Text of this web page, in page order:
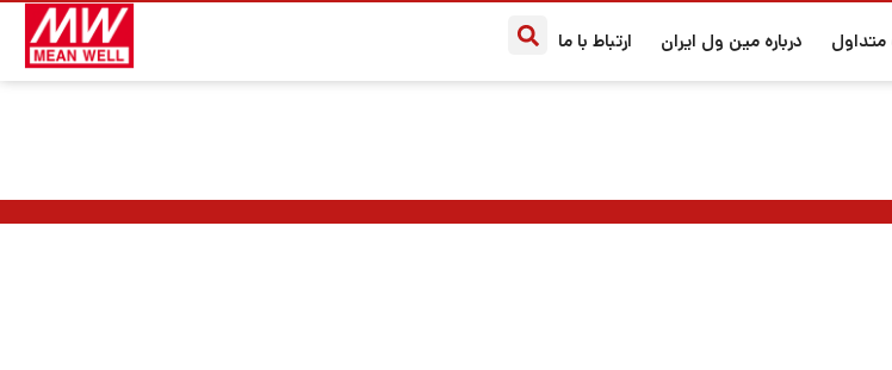
متداول درباره مین ول ایران ارتباط با ما